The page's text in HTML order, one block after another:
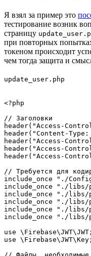
Я взял за пример это
тестирование возник
страницу
при повторных
токеном происходит
чем тогда защита и
update_user.php
<?php
// Заголовки
header("Access-
header("Content-
header("Access-
header("Access-
header("Access-
// Требуется для
include_once "./
include_once "./libs/
include_once "./libs/
include_once "./libs/
include_once "./libs/
include_once "./libs/
use \Firebase\JWT\JWT;
use \Firebase\JWT\Key;